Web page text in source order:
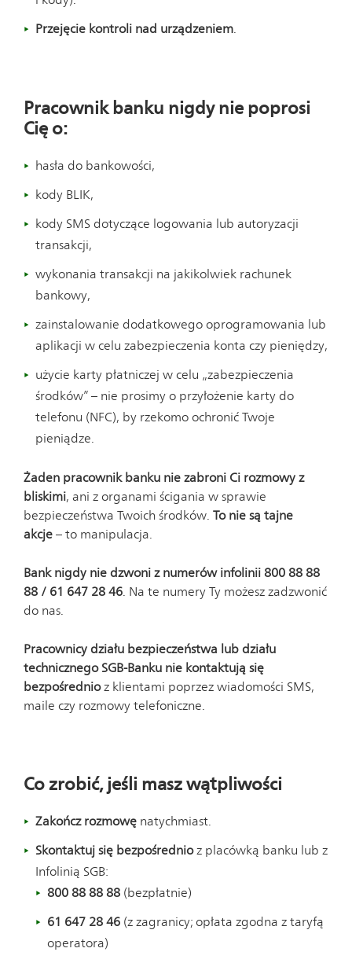
Przejęcie kontroli nad urządzeniem.
Pracownik banku nigdy nie poprosi
Cię o:
hasła do bankowości,
kody BLIK,
kody SMS dotyczące logowania lub autoryzacji
transakcji,
wykonania transakcji na jakikolwiek rachunek
bankowy,
zainstalowanie dodatkowego oprogramowania lub
aplikacji w celu zabezpieczenia konta czy pieniędzy,
użycie karty płatniczej w celu „zabezpieczenia
środków” – nie prosimy o przyłożenie karty do
telefonu (NFC), by rzekomo ochronić Twoje
pieniądze.
Żaden pracownik banku nie zabroni Ci rozmowy z
bliskimi, ani z organami ścigania w sprawie
bezpieczeństwa Twoich środków. To nie są tajne
akcje – to manipulacja.
Bank nigdy nie dzwoni z numerów infolinii 800 88 88
88 / 61 647 28 46. Na te numery Ty możesz zadzwonić
do nas.
Pracownicy działu bezpieczeństwa lub działu
technicznego SGB-Banku nie kontaktują się
bezpośrednioz klientami poprzez wiadomości SMS,
maile czy rozmowy telefoniczne.
Co zrobić, jeśli masz wątpliwości
Zakończ rozmowę natychmiast.
Skontaktuj się bezpośrednioz placówką banku lub z
Infolinią SGB:
800 88 88 88 (bezpłatnie)
61 647 28 46 (z zagranicy; opłata zgodna z taryfą
operatora)